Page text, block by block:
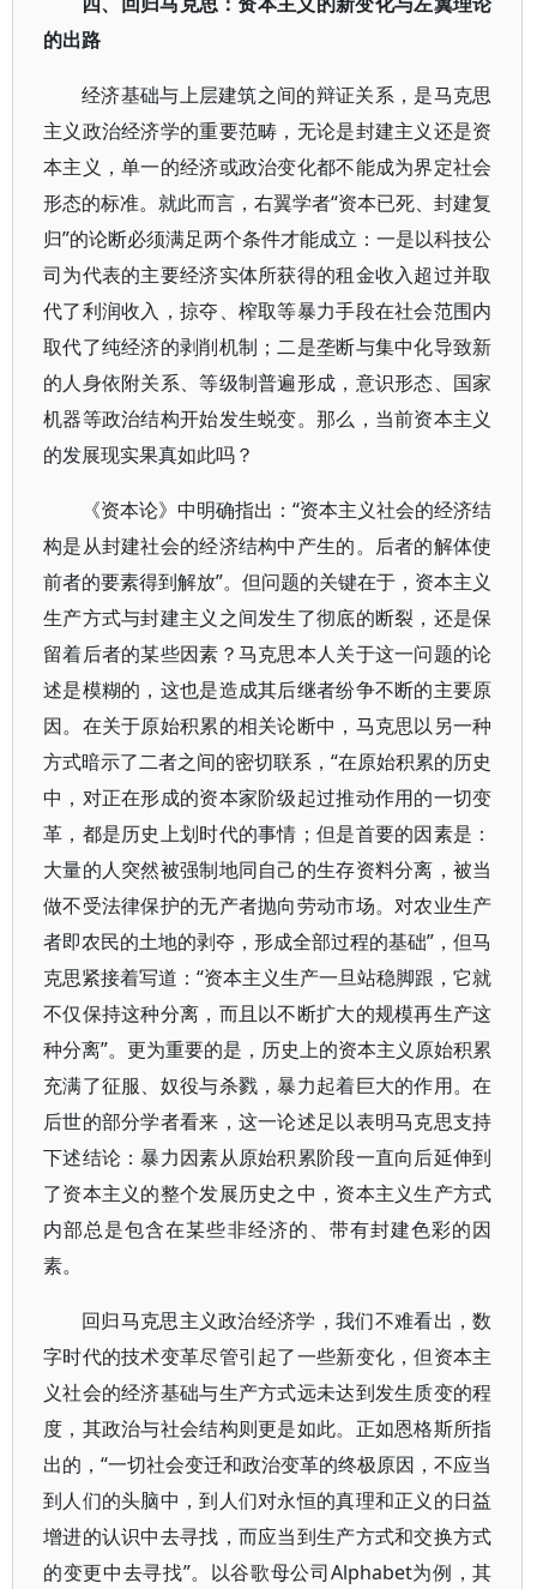
的出路
经济基础与上层建筑之间的辩证关系，是马克思
主义政治经济学的重要范畴，无论是封建主义还是资
本主义，单一的经济或政治变化都不能成为界定社会
形态的标准。就此而言，右翼学者“资本已死、封建复
归”的论断必须满足两个条件才能成立：一是以科技公
司为代表的主要经济实体所获得的租金收入超过并取
代了利润收入，掠夺、榨取等暴力手段在社会范围内
取代了纯经济的剥削机制；二是垄断与集中化导致新
的人身依附关系、等级制普遍形成，意识形态、国家
机器等政治结构开始发生蜕变。那么，当前资本主义
的发展现实果真如此吗？
《资本论》中明确指出：“资本主义社会的经济结
构是从封建社会的经济结构中产生的。后者的解体使
前者的要素得到解放”。但问题的关键在于，资本主义
生产方式与封建主义之间发生了彻底的断裂，还是保
留着后者的某些因素？马克思本人关于这一问题的论
述是模糊的，这也是造成其后继者纷争不断的主要原
因。在关于原始积累的相关论断中，马克思以另一种
方式暗示了二者之间的密切联系，“在原始积累的历史
中，对正在形成的资本家阶级起过推动作用的一切变
革，都是历史上划时代的事情；但是首要的因素是：
大量的人突然被强制地同自己的生存资料分离，被当
做不受法律保护的无产者抛向劳动市场。对农业生产
者即农民的土地的剥夺，形成全部过程的基础”，但马
克思紧接着写道：“资本主义生产一旦站稳脚跟，它就
不仅保持这种分离，而且以不断扩大的规模再生产这
种分离”。更为重要的是，历史上的资本主义原始积累
充满了征服、奴役与杀戮，暴力起着巨大的作用。在
后世的部分学者看来，这一论述足以表明马克思支持
下述结论：暴力因素从原始积累阶段一直向后延伸到
了资本主义的整个发展历史之中，资本主义生产方式
内部总是包含在某些非经济的、带有封建色彩的因
素。
回归马克思主义政治经济学，我们不难看出，数
字时代的技术变革尽管引起了一些新变化，但资本主
义社会的经济基础与生产方式远未达到发生质变的程
度，其政治与社会结构则更是如此。正如恩格斯所指
出的，“一切社会变迁和政治变革的终极原因，不应当
到人们的头脑中，到人们对永恒的真理和正义的日益
增进的认识中去寻找，而应当到生产方式和交换方式
的变更中去寻找”。以谷歌母公司Alphabet为例，其